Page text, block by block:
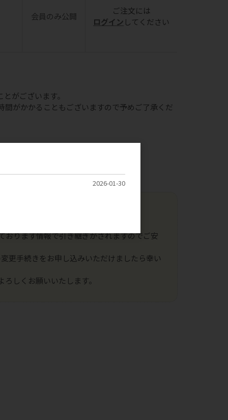
会員のみ公開
ご注文には
ログイン してください
がございます。
がかかることもございますので予めご了承くだ
先様以外）
ります情報で引き継ぎがされますのでご安
更手続きをお申し込みいただけましたら幸い
しくお願いいたします。
2026-01-30